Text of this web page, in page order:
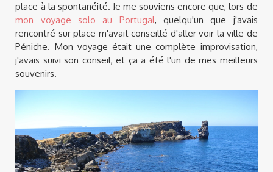
place à la spontanéité. Je me souviens encore que, lors de
mon voyage solo au Portugal, quelqu'un que j'avais
rencontré sur place m'avait conseillé d'aller voir la ville de
Péniche. Mon voyage était une complète improvisation,
j'avais suivi son conseil, et ça a été l'un de mes meilleurs
souvenirs.